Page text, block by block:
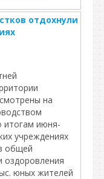
отдохнули
на
итогам июня-
учреждениях
общей
оздоровления
юных жителей